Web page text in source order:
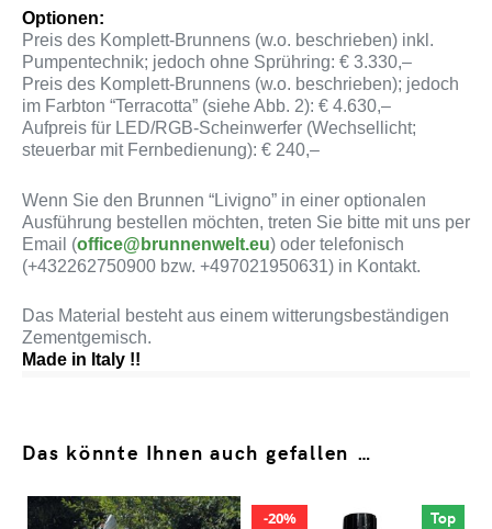
Optionen:
Preis des Komplett-Brunnens (w.o. beschrieben) inkl.
Pumpentechnik; jedoch ohne Sprühring: € 3.330,–
Preis des Komplett-Brunnens (w.o. beschrieben); jedoch
im Farbton “Terracotta” (siehe Abb. 2): € 4.630,–
Aufpreis für LED/RGB-Scheinwerfer (Wechsellicht;
steuerbar mit Fernbedienung): € 240,–
Wenn Sie den Brunnen “Livigno” in einer optionalen
Ausführung bestellen möchten, treten Sie bitte mit uns per
Email (office@brunnenwelt.eu) oder telefonisch
(+432262750900 bzw. +497021950631) in Kontakt.
Das Material besteht aus einem witterungsbeständigen
Zementgemisch.
Made in Italy !!
Das könnte Ihnen auch gefallen …
Top
20%